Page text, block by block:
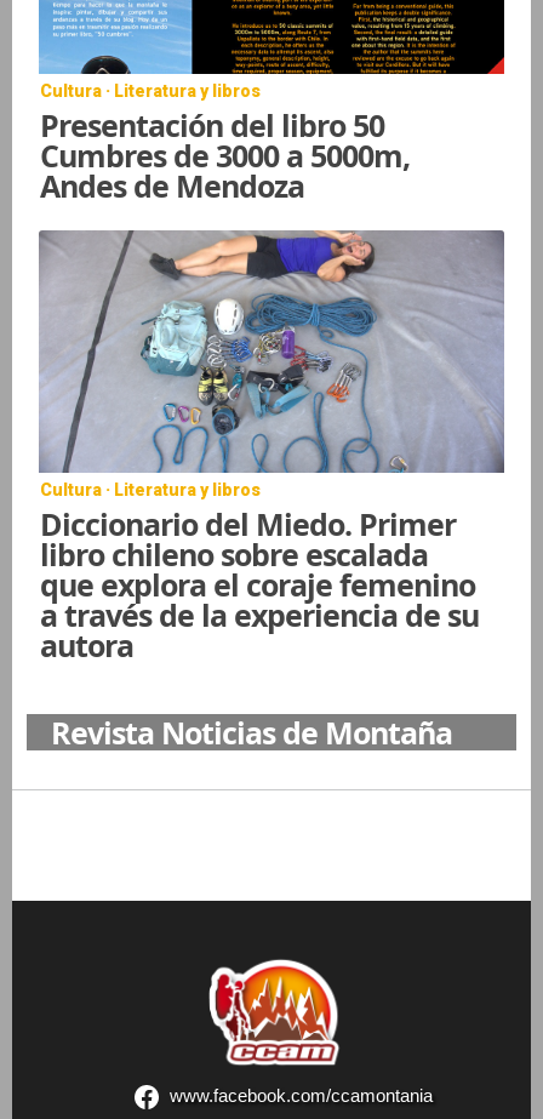
Cultura · Literatura y libros
Presentación del libro 50
Cumbres de 3000 a 5000m,
Andes de Mendoza
Cultura · Literatura y libros
Diccionario del Miedo. Primer
libro chileno sobre escalada
que explora el coraje femenino
a través de la experiencia de su
autora
Revista Noticias de Montaña
www.facebook.com/ccamontania